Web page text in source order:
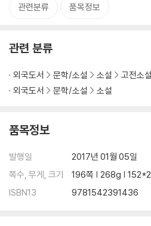
관련분류 품목정보
관련 분류
외국도서 문학/소설 소설
고전소설
외국도서
문학/소설 소설
품목정보
발행일
2017년 01월 05일
쪽수, 무게, 크기
196쪽 | 268g |
ISBN13
9781542391436